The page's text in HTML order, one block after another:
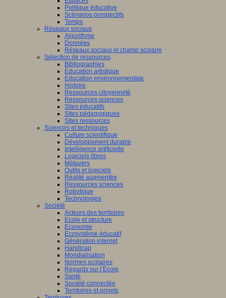
Politique éducative
Scénarios prospectifs
Temps
Réseaux sociaux
Algorithme
Données
Réseaux sociaux et champ scolaire
Sélection de ressources
Bibliographies
Education artistique
Education environnementale
Histoire
Ressources citoyenneté
Ressources sciences
Sites éducatifs
Sites pédagogiques
Sites ressources
Sciences et techniques
Culture scientifique
Développement durable
Intelligence artificielle
Logiciels libres
Métavers
Outils et logiciels
Réalité augmentée
Ressources sciences
Robotique
Technologies
Société
Acteurs des territoires
Ecole et structure
Economie
Ecosystème éducatif
Génération internet
Handicap
Mondialisation
Normes scolaires
Regards sur l’Ecole
Santé
Société connectée
Territoires et projets